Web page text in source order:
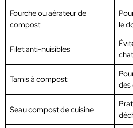
Fourche ou aérateur de
compost
le
Filet anti-nuisibles
Tamis à compost
des
Seau compost de cuisine